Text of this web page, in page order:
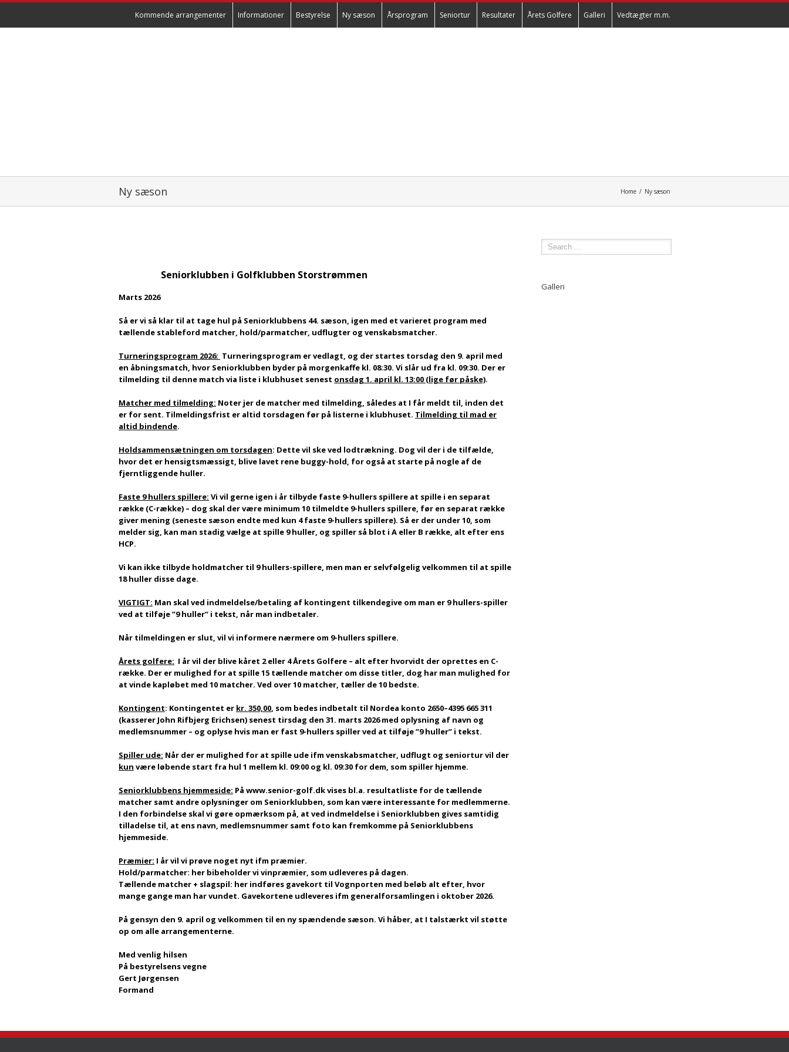
Kommende arrangementer Informationer Bestyrelse Ny sæson Årsprogram Seniortur Resultater Årets Golfere Galleri Vedtægter m.m.
Ny sæson Home Ny sæson
Seniorklubben i Golfklubben Storstrømmen
Marts 2026
Så er vi så klar til at tage hul på Seniorklubbens 44. sæson, igen med et varieret program med
tællende stableford matcher, hold/parmatcher, udflugter og venskabsmatcher.
Turneringsprogram 2026: Turneringsprogram er vedlagt, og der startes torsdag den 9. april med
en åbningsmatch, hvor Seniorklubben byder på morgenkaffe kl. 08:30. Vi slår ud fra kl. 09:30. Der er
tilmelding til denne match via liste i klubhuset senest onsdag 1. april kl. 13:00 (lige før påske).
Matcher med tilmelding: Noter jer de matcher med tilmelding, således at I får meldt til, inden det
er for sent. Tilmeldingsfrist er altid torsdagen før på listerne i klubhuset. Tilmelding til mad er
altid bindende.
Holdsammensætningen om torsdagen: Dette vil ske ved lodtrækning. Dog vil der i de tilfælde,
hvor det er hensigtsmæssigt, blive lavet rene buggy-hold, for også at starte på nogle af de
fjerntliggende huller.
Faste 9 hullers spillere: Vi vil gerne igen i år tilbyde faste 9-hullers spillere at spille i en separat
række (C-række) – dog skal der være minimum 10 tilmeldte 9-hullers spillere, før en separat række
giver mening (seneste sæson endte med kun 4 faste 9-hullers spillere). Så er der under 10, som
melder sig, kan man stadig vælge at spille 9 huller, og spiller så blot i A eller B række, alt efter ens
HCP.
Vi kan ikke tilbyde holdmatcher til 9 hullers-spillere, men man er selvfølgelig velkommen til at spille
18 huller disse dage.
VIGTIGT: Man skal ved indmeldelse/betaling af kontingent tilkendegive om man er 9 hullers-spiller
ved at tilføje ”9 huller” i tekst, når man indbetaler.
Når tilmeldingen er slut, vil vi informere nærmere om 9-hullers spillere.
Årets golfere: I år vil der blive kåret 2 eller 4 Årets Golfere – alt efter hvorvidt der oprettes en C-
række. Der er mulighed for at spille 15 tællende matcher om disse titler, dog har man mulighed for
at vinde kapløbet med 10 matcher. Ved over 10 matcher, tæller de 10 bedste.
Kontingent: Kontingentet er kr. 350,00, som bedes indbetalt til Nordea konto 2650–4395 665 311
(kasserer John Rifbjerg Erichsen) senest tirsdag den 31. marts 2026 med oplysning af navn og
medlemsnummer – og oplyse hvis man er fast 9-hullers spiller ved at tilføje ”9 huller” i tekst.
Spiller ude: Når der er mulighed for at spille ude ifm venskabsmatcher, udflugt og seniortur vil der
kun være løbende start fra hul 1 mellem kl. 09:00 og kl. 09:30 for dem, som spiller hjemme.
Seniorklubbens hjemmeside: På www.senior-golf.dkvises bl.a. resultatliste for de tællende
matcher samt andre oplysninger om Seniorklubben, som kan være interessante for medlemmerne.
I den forbindelse skal vi gøre opmærksom på, at ved indmeldelse i Seniorklubben gives samtidig
tilladelse til, at ens navn, medlemsnummer samt foto kan fremkomme på Seniorklubbens
hjemmeside.
Præmier: I år vil vi prøve noget nyt ifm præmier.
Hold/parmatcher: her bibeholder vi vinpræmier, som udleveres på dagen.
Tællende matcher + slagspil: her indføres gavekort til Vognporten med beløb alt efter, hvor
mange gange man har vundet. Gavekortene udleveres ifm generalforsamlingen i oktober 2026.
På gensyn den 9. april og velkommen til en ny spændende sæson. Vi håber, at I talstærkt vil støtte
op om alle arrangementerne.
Med venlig hilsen
På bestyrelsens vegne
Gert Jørgensen
Formand
Galleri